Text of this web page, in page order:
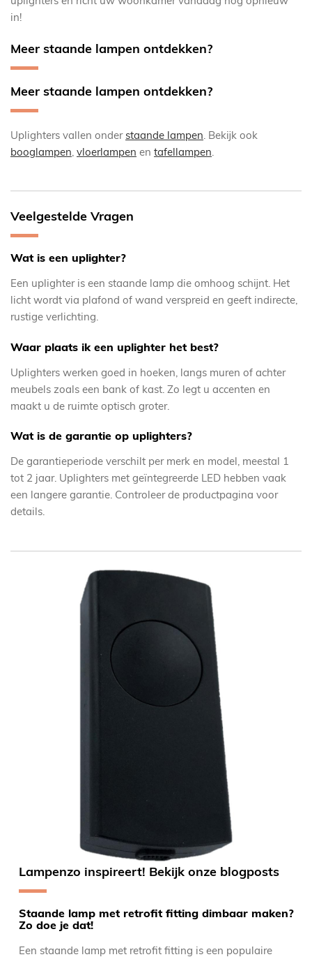
in!
Meer staande lampen ontdekken?
Meer staande lampen ontdekken?
Uplighters vallen onder staande lampen . Bekijk ook
booglampen vloerlampen en tafellampen
Veelgestelde Vragen
Wat is een uplighter?
Een uplighter is een staande lamp die omhoog schijnt. Het
licht wordt via plafond of wand verspreid en geeft indirecte,
rustige verlichting.
Waar plaats ik een uplighter het best?
Uplighters werken goed in hoeken, langs muren of achter
meubels zoals een bank of kast. Zo legt u accenten en
maakt u de ruimte optisch groter.
Wat is de garantie op uplighters?
De garantieperiode verschilt per merk en model, meestal 1
tot 2 jaar. Uplighters met geïntegreerde LED hebben vaak
een langere garantie. Controleer de productpagina voor
details.
Lampenzo inspireert! Bekijk onze blogposts
Staande lamp met retrofit fitting dimbaar maken?
Zo doe je dat!
Een staande lamp met retrofit fitting is een populaire